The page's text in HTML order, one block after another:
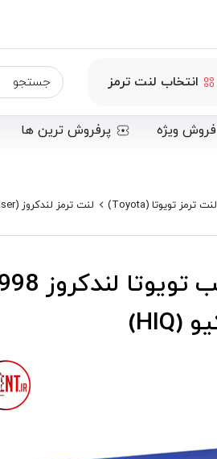
انتخاب لنت ترمز
فروش ویژه پرفروش ترین ها
لنت ترمز تویوتا (Toyota) لنت ترمز لندکروز (Land-Cruiser)